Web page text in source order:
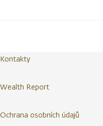
Kontakty
Wealth Report
Ochrana osobních údajů